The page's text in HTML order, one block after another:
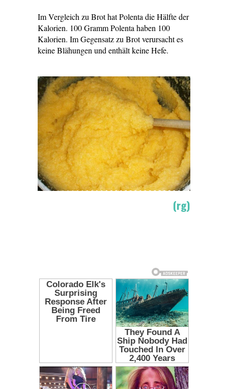
Im Vergleich zu Brot hat Polenta die Hälfte der
Kalorien. 100 Gramm Polenta haben 100
Kalorien. Im Gegensatz zu Brot verursacht es
keine Blähungen und enthält keine Hefe.
(rg)